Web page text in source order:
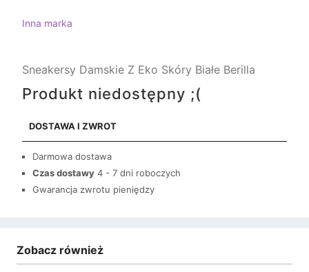
Inna marka
Sneakersy Damskie Z Eko Skóry Białe Berilla
Produkt niedostępny ;(
DOSTAWA I ZWROT
Darmowa dostawa
Czas dostawy 4 - 7 dni roboczych
Gwarancja zwrotu pieniędzy
Zobacz również